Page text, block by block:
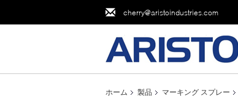
cherry@aristoindustries.com
ホーム 製品 マーキング スプレー